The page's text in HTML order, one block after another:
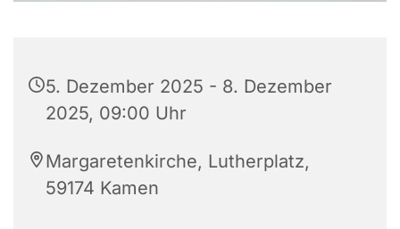
5. Dezember 2025 - 8. Dezember
2025, 09:00 Uhr
Margaretenkirche, Lutherplatz,
59174 Kamen